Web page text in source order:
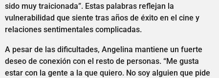
sido muy traicionada”. Estas palabras reflejan la
vulnerabilidad que siente tras años de éxito en el cine y
relaciones sentimentales complicadas.
A pesar de las dificultades, Angelina mantiene un fuerte
deseo de conexión con el resto de personas. “Me gusta
estar con la gente a la que quiero. No soy alguien que pide